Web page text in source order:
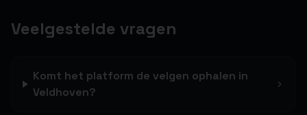
Veelgestelde vragen
Komt het platform de velgen ophalen in
Veldhoven?